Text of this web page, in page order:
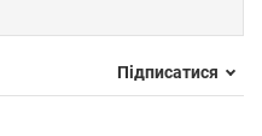
Підписатися